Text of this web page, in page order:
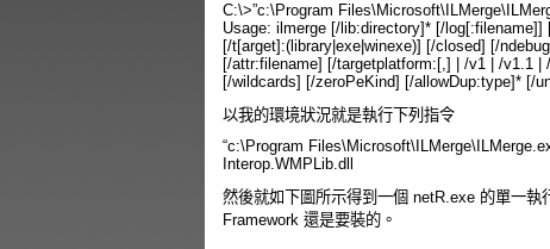
C:\>”c:\Program
Usage: ilmerge [/lib:directory]* [/
[/t[arget]:(library|exe|winexe)] [/closed] [/
[/attr:filename] [/targetplatform: [,] | /v1 | /v1.1 |
[/wildcards] [/zeroPeKind] [/allowDup:type]* [/
以我的環境狀況就是執行下列指令
“c:\Program
Interop.WMPLib.dll
然後就如下圖所示得到一個 netR.exe 的單一
Framework 還是要裝的。